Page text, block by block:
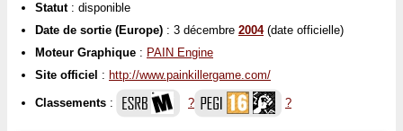
Statut: disponible
Date de sortie (Europe) : 3 décembre 2004(date officielle)
Moteur Graphique : PAIN Engine
Site officiel : http://www.painkillergame.com/
Classements : ? ?